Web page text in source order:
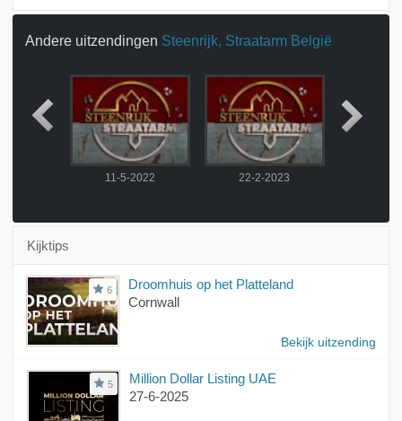
Andere uitzendingen Steenrijk, Straatarm België
11-5-2022 22-2-2023
Kijktips
6
Droomhuis op het Platteland
Cornwall
Bekijk uitzending
5
Million Dollar Listing UAE
27-6-2025